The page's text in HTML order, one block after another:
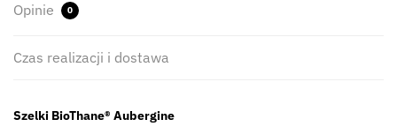
Opinie 0
Czas realizacji i dostawa
Szelki BioThane® Aubergine